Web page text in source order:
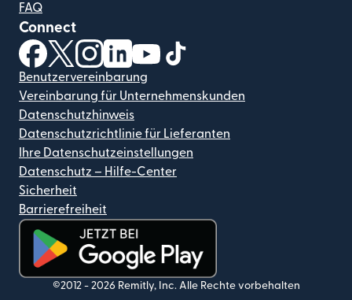
FAQ
Connect
(wird in einem neuen Fenster geöffnet)
(wird in einem neuen Fenster geöffnet)
(wird in einem neuen Fenster geöffnet)
(wird in einem neuen Fenster geöffnet)
(wird in einem neuen Fenster
Benutzervereinbarung
Vereinbarung für Unternehmenskunden
Datenschutzhinweis
Datenschutzrichtlinie für Lieferanten
Ihre Datenschutzeinstellungen
Datenschutz – Hilfe-Center
Sicherheit
Barrierefreiheit
(wird in einem neuen Fenster geöffnet)
©2012 - 2026 Remitly, Inc. Alle Rechte vorbehalten